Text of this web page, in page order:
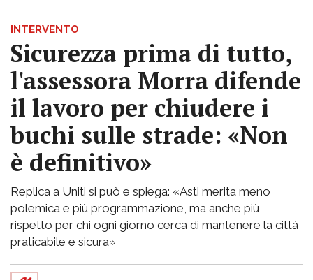
INTERVENTO
Sicurezza prima di tutto,
l'assessora Morra difende
il lavoro per chiudere i
buchi sulle strade: «Non
è definitivo»
Replica a Uniti si può e spiega: «Asti merita meno
polemica e più programmazione, ma anche più
rispetto per chi ogni giorno cerca di mantenere la città
praticabile e sicura»